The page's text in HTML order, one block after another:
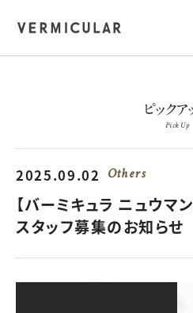
ピックア
Pick Up
2025.09.02 Others
【バーミキュラ ニュウマ
スタッフ募集のお知らせ